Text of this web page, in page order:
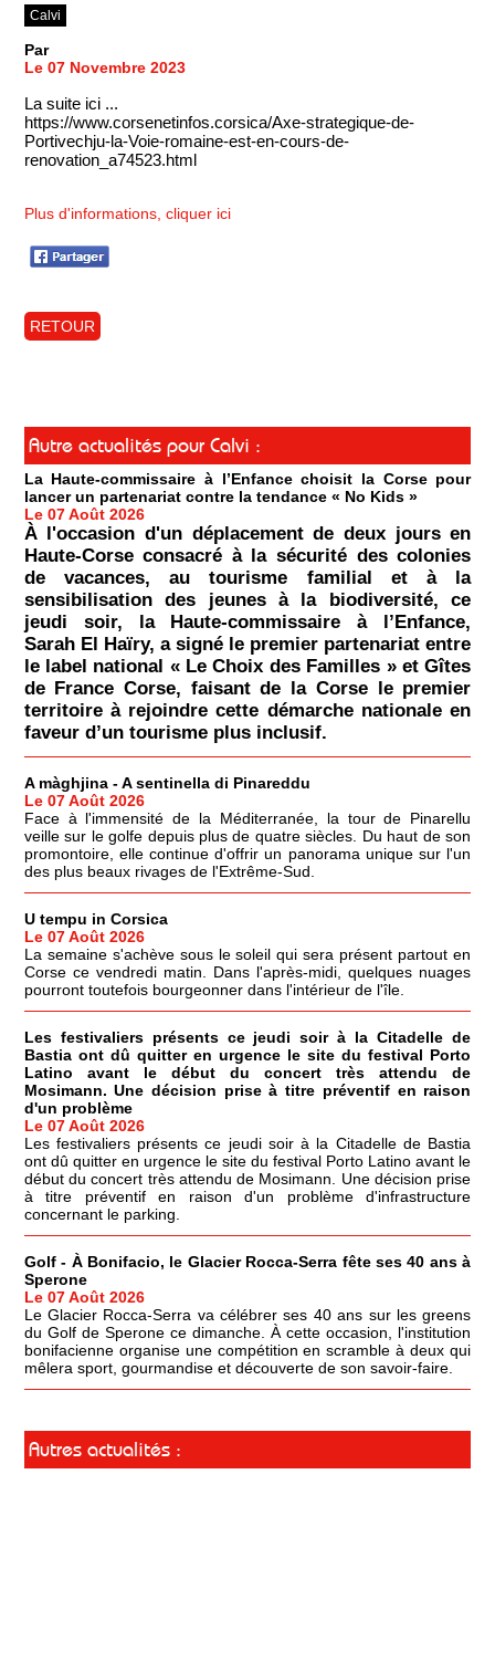
Calvi
Par
Le 07 Novembre 2023
La suite ici ...
https://www.corsenetinfos.corsica/Axe-strategique-de-
Portivechju-la-Voie-romaine-est-en-cours-de-
renovation_a74523.html
Plus d'informations, cliquer ici
RETOUR
Autre actualités pour Calvi :
La Haute-commissaire à l’Enfance choisit la Corse pour
lancer un partenariat contre la tendance « No Kids »
Le 07 Août 2026
À l'occasion d'un déplacement de deux jours en
Haute-Corse consacré à la sécurité des colonies
de vacances, au tourisme familial et à la
sensibilisation des jeunes à la biodiversité, ce
jeudi soir, la Haute-commissaire à l’Enfance,
Sarah El Haïry, a signé le premier partenariat entre
le label national « Le Choix des Familles » et Gîtes
de France Corse, faisant de la Corse le premier
territoire à rejoindre cette démarche nationale en
faveur d’un tourisme plus inclusif.
A màghjina - A sentinella di Pinareddu
Le 07 Août 2026
Face à l'immensité de la Méditerranée, la tour de Pinarellu
veille sur le golfe depuis plus de quatre siècles. Du haut de son
promontoire, elle continue d'offrir un panorama unique sur l'un
des plus beaux rivages de l'Extrême-Sud.
U tempu in Corsica
Le 07 Août 2026
La semaine s'achève sous le soleil qui sera présent partout en
Corse ce vendredi matin. Dans l'après-midi, quelques nuages
pourront toutefois bourgeonner dans l'intérieur de l'île.
Les festivaliers présents ce jeudi soir à la Citadelle de
Bastia ont dû quitter en urgence le site du festival Porto
Latino avant le début du concert très attendu de
Mosimann. Une décision prise à titre préventif en raison
d'un problème
Le 07 Août 2026
Les festivaliers présents ce jeudi soir à la Citadelle de Bastia
ont dû quitter en urgence le site du festival Porto Latino avant le
début du concert très attendu de Mosimann. Une décision prise
à titre préventif en raison d'un problème d'infrastructure
concernant le parking.
Golf - À Bonifacio, le Glacier Rocca-Serra fête ses 40 ans à
Sperone
Le 07 Août 2026
Le Glacier Rocca-Serra va célébrer ses 40 ans sur les greens
du Golf de Sperone ce dimanche. À cette occasion, l'institution
bonifacienne organise une compétition en scramble à deux qui
mêlera sport, gourmandise et découverte de son savoir-faire.
Autres actualités :